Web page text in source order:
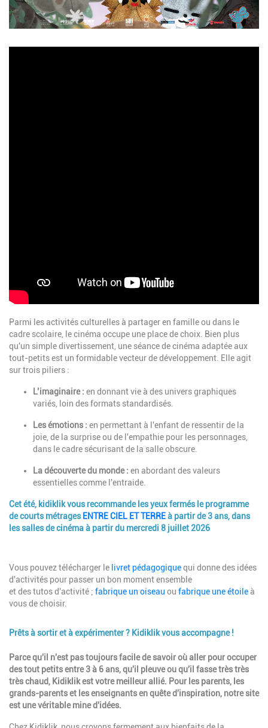
Description
Parmi les activités culturelles à partager en famille ou dans le
cadre scolaire, le cinéma occupe une place de choix. Bien plus
qu'un simple divertissement, une séance de cinéma adaptée aux
tout-petits est un formidable vecteur de développement. Elle agit
sur trois piliers :
L’imaginaire : en donnant vie à des univers graphiques
variés, loin des formats standardisés.
Les émotions : en permettant à l'enfant de ressentir de la
joie, de la surprise ou de l'empathie pour les personnages,
dans le cadre sécurisant de la salle obscure.
La découverte du monde : en abordant des valeurs
essentielles comme l'entraide.
Cet été, kidiklik vous recommande les yeux fermés le programme
de courts métrages ENTRE CIEL ET TERREà partir de 3 ans, dans
les salles de cinéma à partir du mercredi 8 juillet 2026
Description
Vous pouvez télécharger le livret pédagogiquequi donne des idées
d'activités pour passer un bon moment ensemble
et des tutos d'activité ; fabrique un oiseau ou fabrique une étoileà
vous de choisir.
Prêts à sortir et à expérimenter ? Kidiklik vous accompagne !
Description
Parce qu'il n'est pas toujours facile de savoir où aller pour occuper
des tout petits entre 3 à 6 ans, qu'il pleuve ou qu'il fasse très très
très chaud, Kidiklik est votre meilleur allié. Pour les parents, les
grands-parents et les enseignants en quête d'inspiration, notre site
est une véritable mine d'idées.